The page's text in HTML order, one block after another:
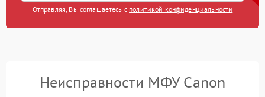
Отправляя, Вы соглашаетесь с политикой конфиденциальности
Неисправности МФУ Canon